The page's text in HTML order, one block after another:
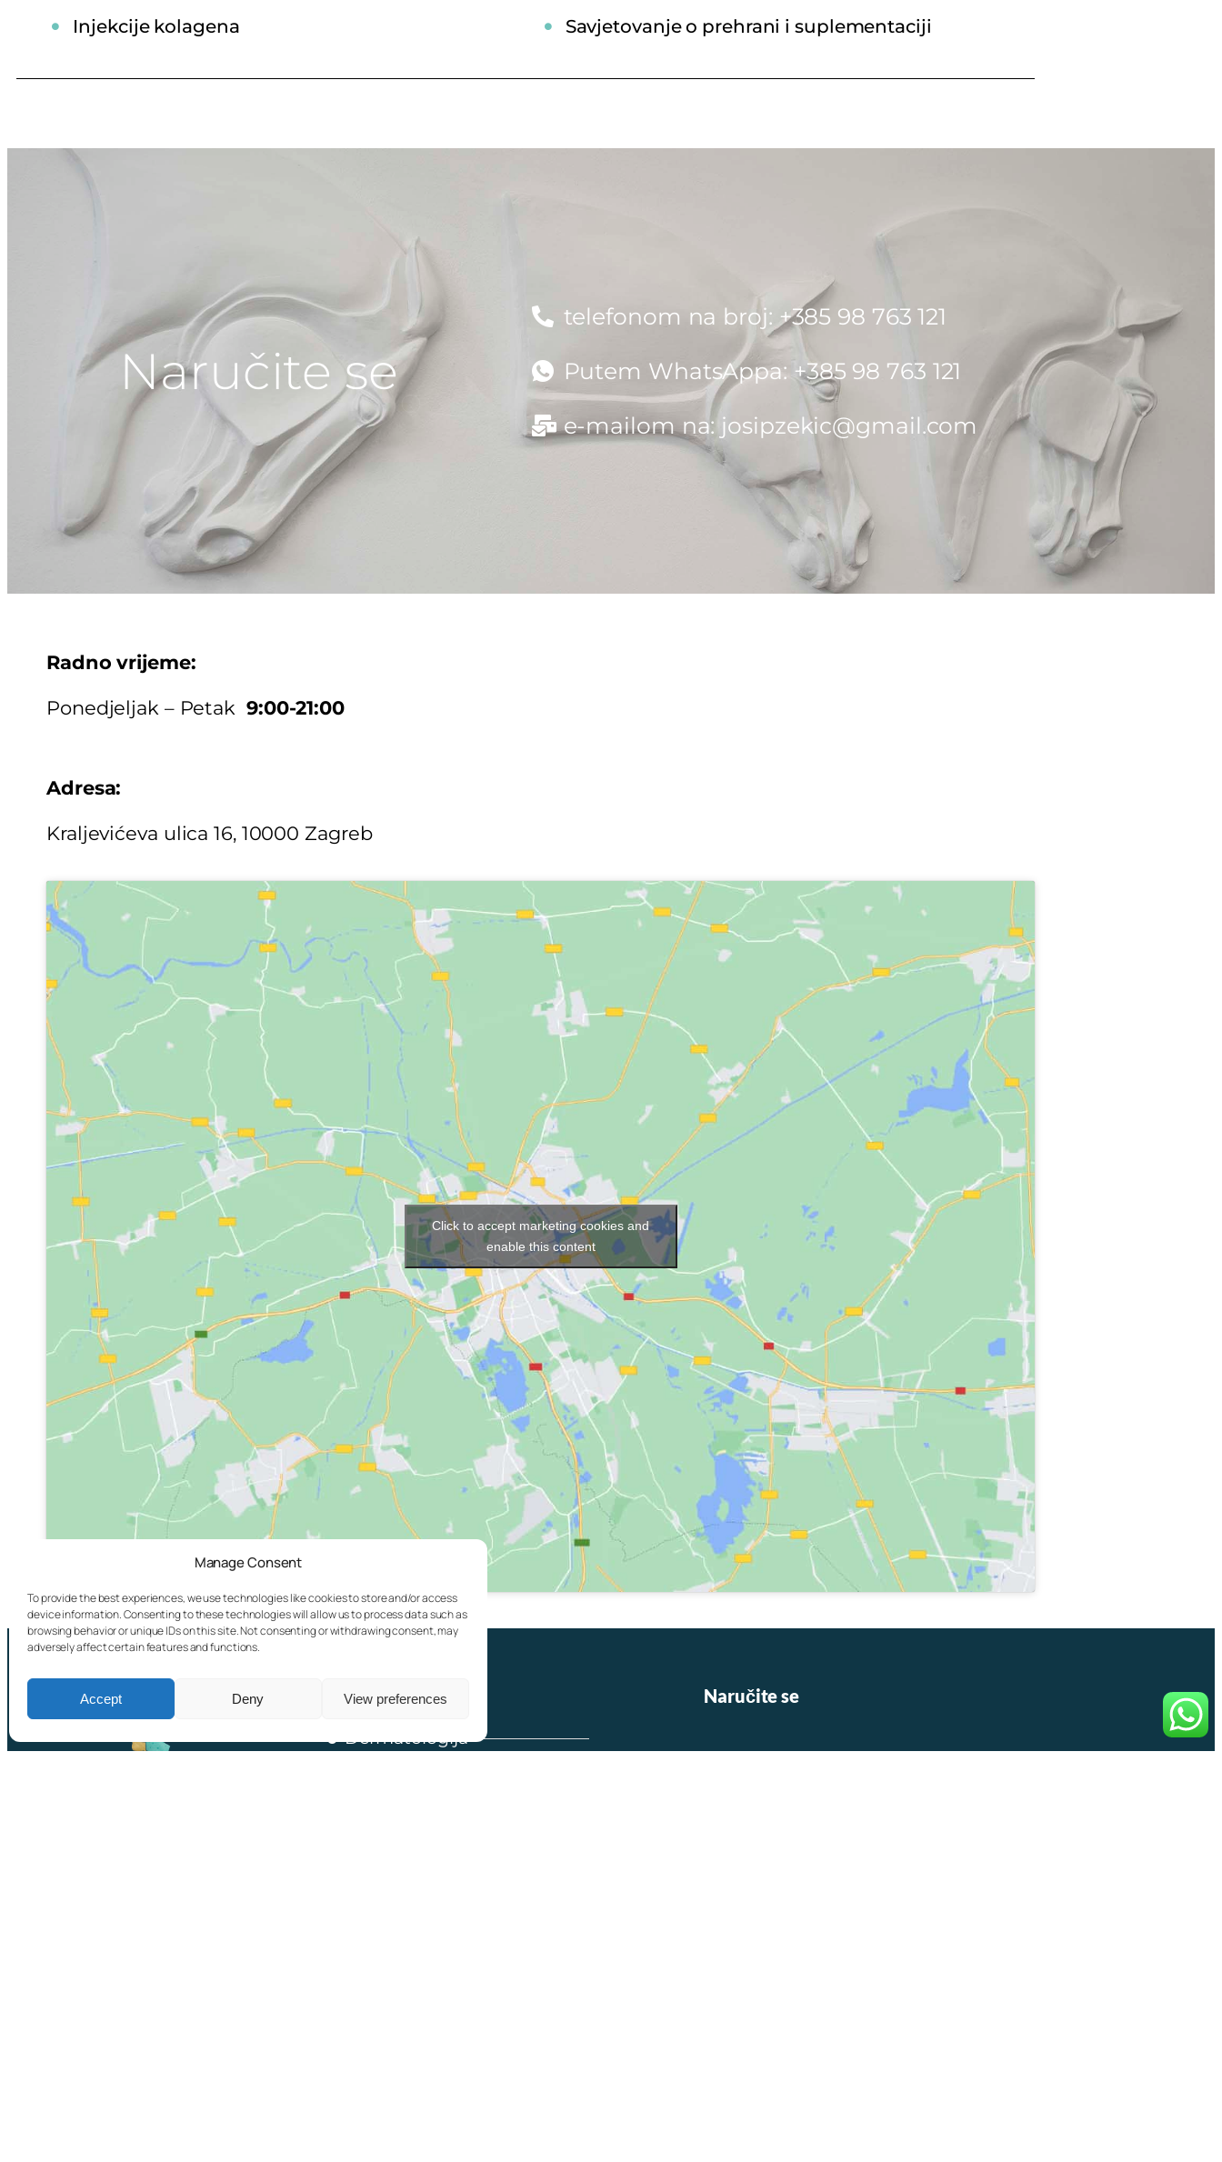
Manage Consent
To provide the best experiences, we use technologies like cookies to store and/or access
device information. Consenting to these technologies will allow us to process data such as
browsing behavior or unique IDs on this site. Not consenting or withdrawing consent, may
adversely affect certain features and functions.
Accept Deny View preferences
Injekcije kolagena Savjetovanje o prehrani i suplementaciji
Naručite se
telefonom na broj: +385 98 763 121
Putem WhatsAppa: +385 98 763 121
e-mailom na: josipzekic@gmail.com
Radno vrijeme:
Ponedjeljak – Petak 9:00-21:00
Adresa:
Kraljevićeva ulica 16, 10000 Zagreb
Click to accept marketing cookies and
enable this content
Usluge:
Dermatologija
Naručite se